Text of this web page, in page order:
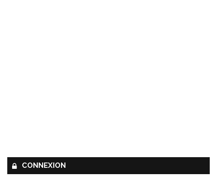
CONNEXION